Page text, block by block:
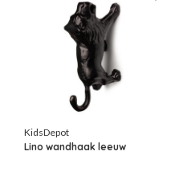
KidsDepot
Lino wandhaak leeuw